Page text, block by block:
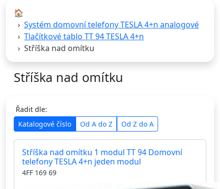
🏠︎
Systém domovní telefony TESLA 4+n analogové
Tlačítkové tablo TT 94 TESLA 4+n
Stříška nad omítku
Stříška nad omítku
Řadit dle:
Katalogové číslo
Od A do Z Od Z do A
Stříška nad omítku 1 modul TT 94 Domovní
telefony TESLA 4+n jeden modul
4FF 169 69